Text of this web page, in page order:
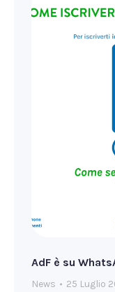
AdF è su
News
25 Luglio